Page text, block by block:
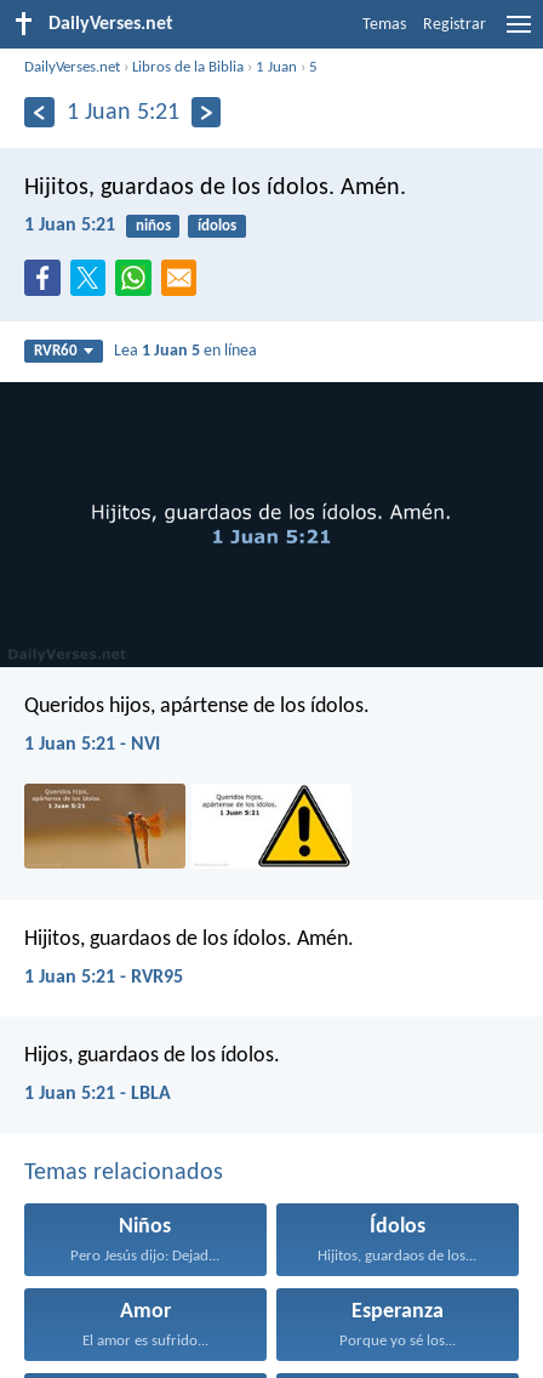
DailyVerses.net Temas Registrar
DailyVerses.net ›Libros de la Biblia › 1 Juan ›5
1 Juan 5:21
Hijitos, guardaos de los ídolos. Amén.
1 Juan 5:21 niños ídolos
RVR60 Lea 1 Juan 5 en línea
Queridos hijos, apártense de los ídolos.
1 Juan 5:21 - NVI
Hijitos, guardaos de los ídolos. Amén.
1 Juan 5:21 - RVR95
Hijos, guardaos de los ídolos.
1 Juan 5:21 - LBLA
Temas relacionados
Niños
Pero Jesús dijo: Dejad...
Ídolos
Hijitos, guardaos de los...
Amor
El amor es sufrido...
Esperanza
Porque yo sé los...